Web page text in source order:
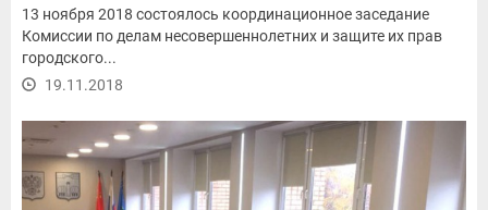
13 ноября 2018 состоялось координационное заседание
Комиссии по делам несовершеннолетних и защите их прав
городского...
19.11.2018